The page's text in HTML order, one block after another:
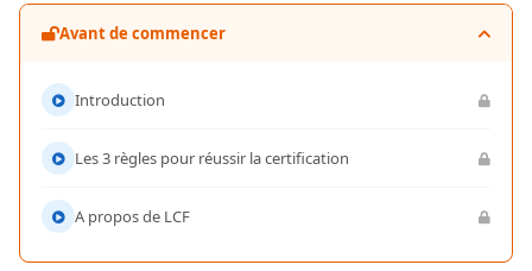
Avant de commencer
Introduction
Les 3 règles pour réussir la certification
A propos de LCF